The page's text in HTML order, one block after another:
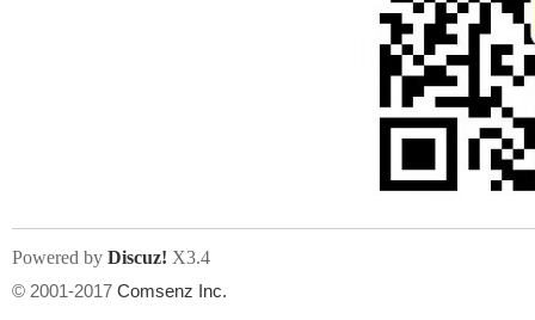
Powered by Discuz! X3.4
© 2001-2017 Comsenz Inc.